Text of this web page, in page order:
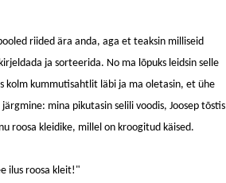
riided ära anda, aga et teaksin milliseid
ja sorteerida. No ma lõpuks leidsin selle
kolm kummutisahtlit läbi ja ma oletasin, et ühe
mina pikutasin selili voodis, Joosep tõstis
roosa kleidike, millel on kroogitud käised.
ilus roosa kleit!"